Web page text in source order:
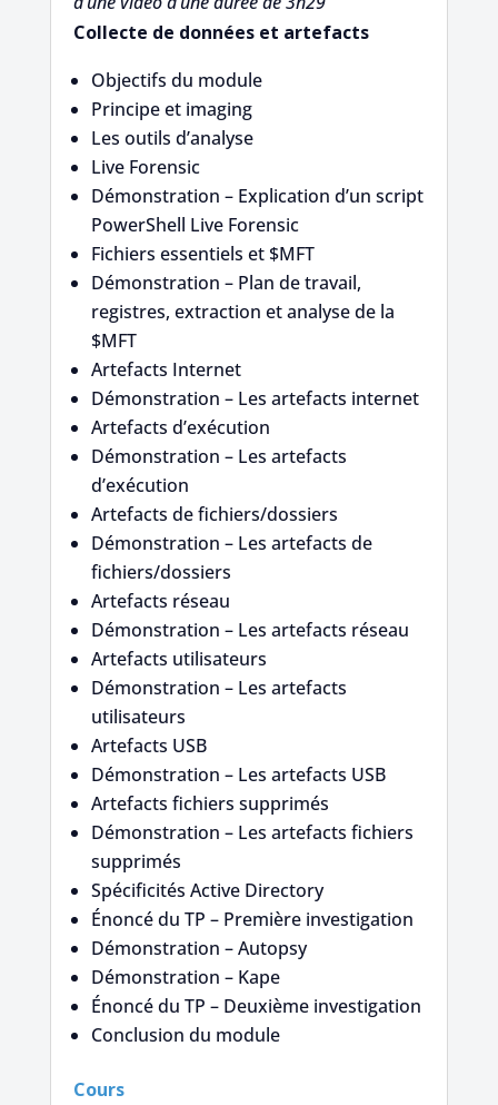
Collecte de données et artefacts
Objectifs du module
Principe et imaging
Les outils d’analyse
Live Forensic
Démonstration – Explication d’un script
PowerShell Live Forensic
Fichiers essentiels et $MFT
Démonstration – Plan de travail,
registres, extraction et analyse de la
$MFT
Artefacts Internet
Démonstration – Les artefacts internet
Artefacts d’exécution
Démonstration – Les artefacts
d’exécution
Artefacts de fichiers/dossiers
Démonstration – Les artefacts de
fichiers/dossiers
Artefacts réseau
Démonstration – Les artefacts réseau
Artefacts utilisateurs
Démonstration – Les artefacts
utilisateurs
Artefacts USB
Démonstration – Les artefacts USB
Artefacts fichiers supprimés
Démonstration – Les artefacts fichiers
supprimés
Spécificités Active Directory
Énoncé du TP – Première investigation
Démonstration – Autopsy
Démonstration – Kape
Énoncé du TP – Deuxième investigation
Conclusion du module
Cours